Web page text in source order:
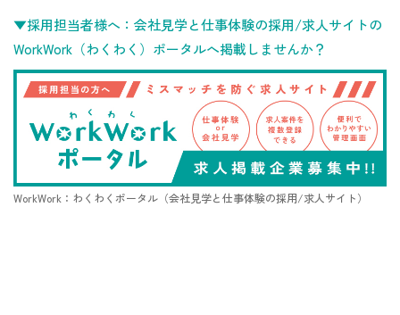
▼採用担当者様へ：会社見学と仕事体験の採用/求人サイトの
WorkWork（わくわく）ポータルへ掲載しませんか？
WorkWork：わくわくポータル（会社見学と仕事体験の採用/求人サイト）